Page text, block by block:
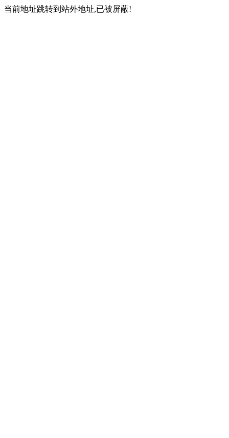
当前地址跳转到站外地址,已被屏蔽!